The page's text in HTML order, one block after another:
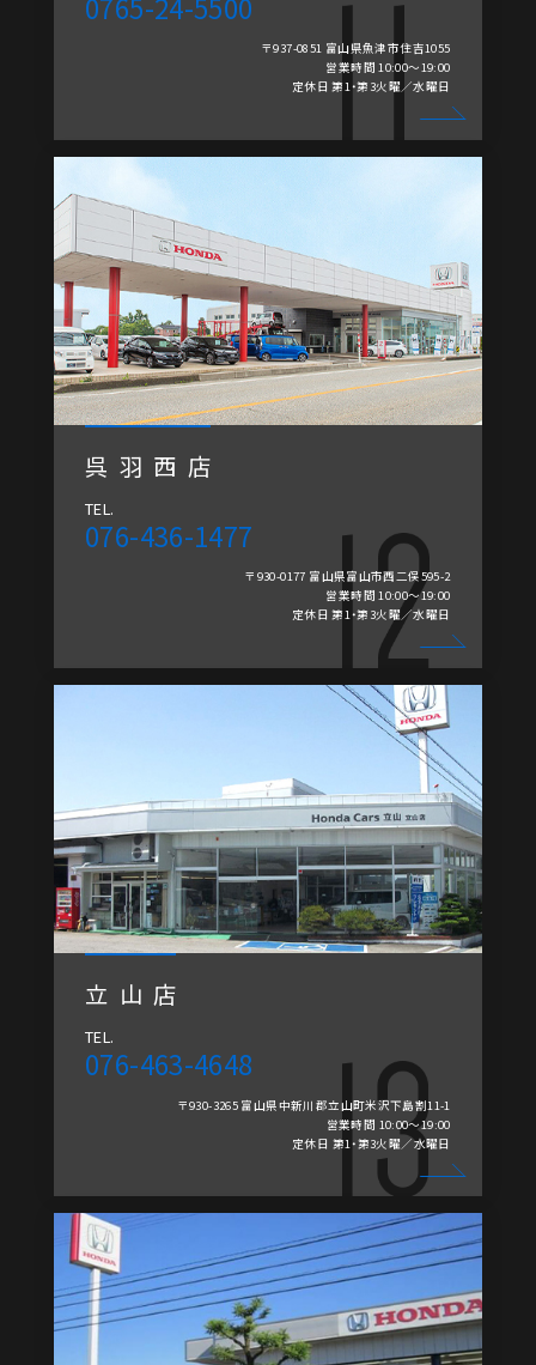
〒937-0851 富山県魚津市住吉1055
営業時間 10:00～19:00
定休日 第1・第3火曜／水曜日
呉羽西店
TEL.
076-436-1477
〒930-0177 富山県富山市西二俣595-2
営業時間 10:00～19:00
定休日 第1・第3火曜／水曜日
立山店
TEL.
076-463-4648
〒930-3265 富山県中新川郡立山町米沢下島割11-1
営業時間 10:00～19:00
定休日 第1・第3火曜／水曜日